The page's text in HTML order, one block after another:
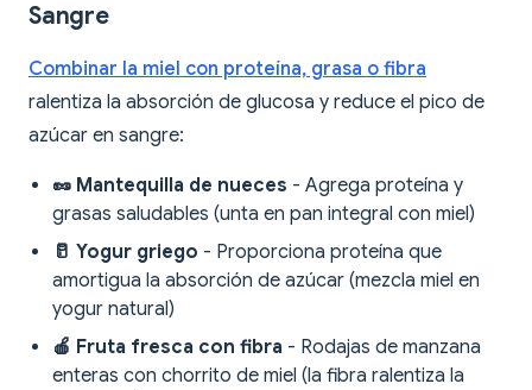
Sangre
Combinar la miel con proteína, grasa o fibra
ralentiza la absorción de glucosa y reduce el pico de
azúcar en sangre:
🥜 Mantequilla de nueces - Agrega proteína y
grasas saludables (unta en pan integral con miel)
🥛 Yogur griego - Proporciona proteína que
amortigua la absorción de azúcar (mezcla miel en
yogur natural)
🍎 Fruta fresca con fibra - Rodajas de manzana
enteras con chorrito de miel (la fibra ralentiza la